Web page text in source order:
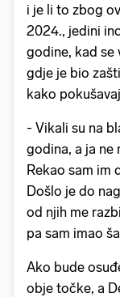
i je li to zbog
2024., jedini
godine, kad se
gdje je bio
kako
- Vikali su na
godina, a ja ne
Rekao sam im
Došlo je do
od njih me
pa sam imao
Ako bude
obje točke, a